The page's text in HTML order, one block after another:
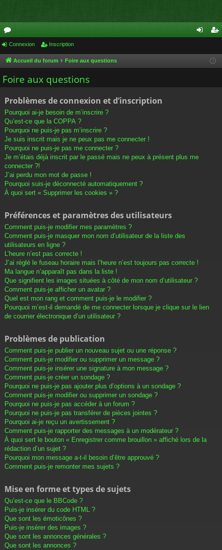
or
u
m
cri
Connexion Inscription
Accueil du forum Foire aux questions
Foire aux questions
Problèmes de connexion et d’inscription
Pourquoi ai-je besoin de m’inscrire ?
Qu’est-ce que la COPPA ?
Pourquoi ne puis-je pas m’inscrire ?
Je suis inscrit mais je ne peux pas me connecter !
Pourquoi ne puis-je pas me connecter ?
Je m’étais déjà inscrit par le passé mais ne peux à présent plus me
connecter ?!
J’ai perdu mon mot de passe !
Pourquoi suis-je déconnecté automatiquement ?
À quoi sert « Supprimer les cookies » ?
Préférences et paramètres des utilisateurs
Comment puis-je modifier mes paramètres ?
Comment puis-je masquer mon nom d’utilisateur de la liste des
utilisateurs en ligne ?
L’heure n’est pas correcte !
J’ai réglé le fuseau horaire mais l’heure n’est toujours pas correcte !
Ma langue n’apparaît pas dans la liste !
Que signifient les images situées à côté de mon nom d’utilisateur ?
Comment puis-je afficher un avatar ?
Quel est mon rang et comment puis-je le modifier ?
Pourquoi m’est-il demandé de me connecter lorsque je clique sur le lien
de courrier électronique d’un utilisateur ?
Problèmes de publication
Comment puis-je publier un nouveau sujet ou une réponse ?
Comment puis-je modifier ou supprimer un message ?
Comment puis-je insérer une signature à mon message ?
Comment puis-je créer un sondage ?
Pourquoi ne puis-je pas ajouter plus d’options à un sondage ?
Comment puis-je modifier ou supprimer un sondage ?
Pourquoi ne puis-je pas accéder à un forum ?
Pourquoi ne puis-je pas transférer de pièces jointes ?
Pourquoi ai-je reçu un avertissement ?
Comment puis-je rapporter des messages à un modérateur ?
À quoi sert le bouton « Enregistrer comme brouillon » affiché lors de la
rédaction d’un sujet ?
Pourquoi mon message a-t-il besoin d’être approuvé ?
Comment puis-je remonter mes sujets ?
Mise en forme et types de sujets
Qu’est-ce que le BBCode ?
Puis-je insérer du code HTML ?
Que sont les émoticônes ?
Puis-je insérer des images ?
Que sont les annonces générales ?
Que sont les annonces ?